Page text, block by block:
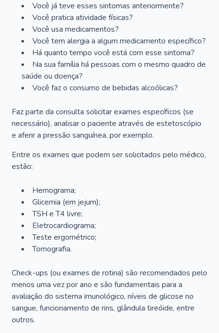
Você já teve esses sintomas anteriormente?
Você pratica atividade físicas?
Você usa medicamentos?
Você tem alergia a algum medicamento específico?
Há quanto tempo você está com esse sintoma?
Na sua família há pessoas com o mesmo quadro de
saúde ou doença?
Você faz o consumo de bebidas alcoólicas?
Faz parte da consulta solicitar exames específicos (se
necessário), analisar o paciente através de estetoscópio
e aferir a pressão sanguínea, por exemplo.
Entre os exames que podem ser solicitados pelo médico,
estão:
Hemograma;
Glicemia (em jejum);
TSH e T4 livre;
Eletrocardiograma;
Teste ergométrico;
Tomografia.
Check-ups (ou exames de rotina) são recomendados pelo
menos uma vez por ano e são fundamentais para a
avaliação do sistema imunológico, níveis de glicose no
sangue, funcionamento de rins, glândula tireóide, entre
outros.